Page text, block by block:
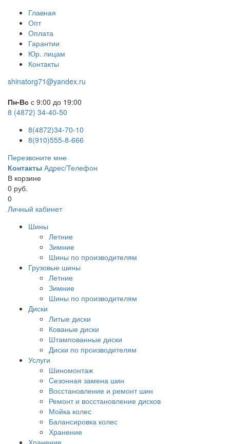
Главная
Опт
Оплата
Гарантии
Юр. лицам
Контакты
shinatorg71@yandex.ru
Пн-Вс с 9:00 до 19:00
8 (4872) 34-40-50
8(4872)34-70-10
8(910)555-8-666
Перезвоните мне
Контакты Адрес/Телефон
В корзине
0 руб.
0
Личный кабинет
Шины
Летние
Зимние
Шины по производителям
Грузовые шины
Летние
Зимние
Шины по производителям
Диски
Литые диски
Кованые диски
Штампованные диски
Диски по производителям
Услуги
Шиномонтаж
Cезонная замена шин
Восстановление и ремонт шин
Ремонт и восстановление дисков
Мойка колес
Балансировка колес
Хранение
Хранение